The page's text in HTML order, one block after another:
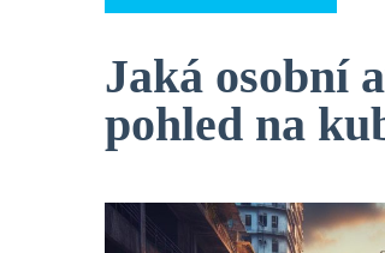
Jaká osobní
pohled na